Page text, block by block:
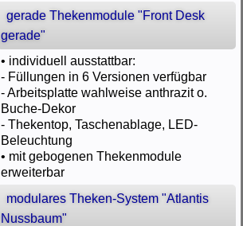
gerade Thekenmodule "Front Desk
gerade"
• individuell ausstattbar:
- Füllungen in 6 Versionen verfügbar
- Arbeitsplatte wahlweise anthrazit o.
Buche-Dekor
- Thekentop, Taschenablage, LED-
Beleuchtung
• mit gebogenen Thekenmodule
erweiterbar
modulares Theken-System "Atlantis
Nussbaum"